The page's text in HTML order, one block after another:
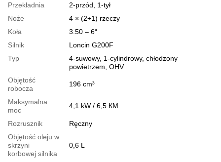
Przekładnia
2-przód, 1-tył
Noże
4 × (2+1) rzeczy
Koła
3.50 – 6“
Silnik
Loncin G200F
Typ
4-suwowy, 1-cylindrowy, chłodzony
powietrzem, OHV
Objętość
robocza
196 cm³
Maksymalna
moc
4,1 kW / 6,5 КМ
Rozrusznik
Ręczny
Objętość oleju w
skrzyni
korbowej silnika
0,6 L